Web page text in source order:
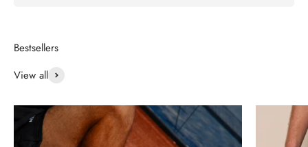
View all